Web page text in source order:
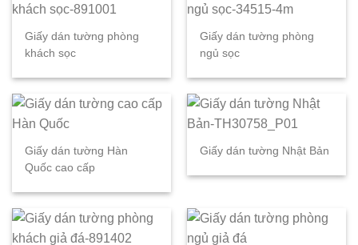
Giấy dán tường phòng
khách sọc
Giấy dán tường phòng
ngủ sọc
Giấy dán tường Hàn
Quốc cao cấp
Giấy dán tường Nhật Bản